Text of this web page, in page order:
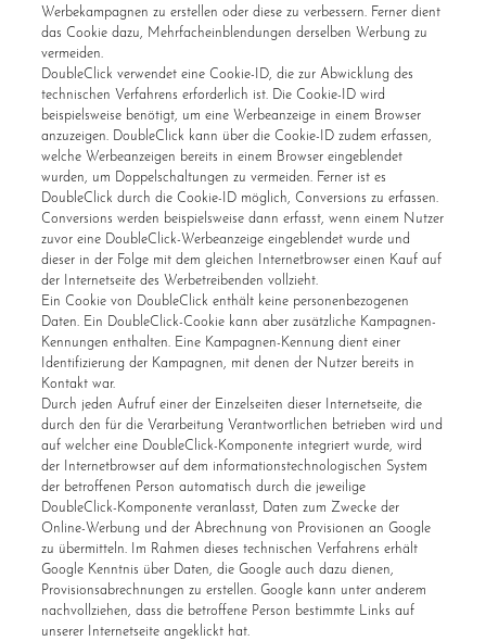
Werbekampagnen zu erstellen oder diese zu verbessern. Ferner dient
das Cookie dazu, Mehrfacheinblendungen derselben Werbung zu
vermeiden.
DoubleClick verwendet eine Cookie-ID, die zur Abwicklung des
technischen Verfahrens erforderlich ist. Die Cookie-ID wird
beispielsweise benötigt, um eine Werbeanzeige in einem Browser
anzuzeigen. DoubleClick kann über die Cookie-ID zudem erfassen,
welche Werbeanzeigen bereits in einem Browser eingeblendet
wurden, um Doppelschaltungen zu vermeiden. Ferner ist es
DoubleClick durch die Cookie-ID möglich, Conversions zu erfassen.
Conversions werden beispielsweise dann erfasst, wenn einem Nutzer
zuvor eine DoubleClick-Werbeanzeige eingeblendet wurde und
dieser in der Folge mit dem gleichen Internetbrowser einen Kauf auf
der Internetseite des Werbetreibenden vollzieht.
Ein Cookie von DoubleClick enthält keine personenbezogenen
Daten. Ein DoubleClick-Cookie kann aber zusätzliche Kampagnen-
Kennungen enthalten. Eine Kampagnen-Kennung dient einer
Identifizierung der Kampagnen, mit denen der Nutzer bereits in
Kontakt war.
Durch jeden Aufruf einer der Einzelseiten dieser Internetseite, die
durch den für die Verarbeitung Verantwortlichen betrieben wird und
auf welcher eine DoubleClick-Komponente integriert wurde, wird
der Internetbrowser auf dem informationstechnologischen System
der betroffenen Person automatisch durch die jeweilige
DoubleClick-Komponente veranlasst, Daten zum Zwecke der
Online-Werbung und der Abrechnung von Provisionen an Google
zu übermitteln. Im Rahmen dieses technischen Verfahrens erhält
Google Kenntnis über Daten, die Google auch dazu dienen,
Provisionsabrechnungen zu erstellen. Google kann unter anderem
nachvollziehen, dass die betroffene Person bestimmte Links auf
unserer Internetseite angeklickt hat.